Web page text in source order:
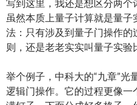
写到这里，我还是想区分两个
虽然本质上量子计算就是量
法：只有涉及到量子门操作
则，还是老老实实叫量子实验
举个例子，中科大的“九章”光
逻辑门操作。它的过程更像